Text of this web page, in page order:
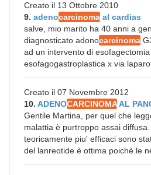
Creato il 13 Ottobre 2010
9. adenocarcinoma al cardias
salve, mio marito ha 40 anni a
diagnosticato adonocarcinoma
ad un intervento di
esofagogastroplastica x via
Creato il 07 Novembre 2012
10. ADENOCARCINOMAAL
Gentile Martina, per quel che
malattia è purtroppo assai
teoricamente piu' efficaci sono
del lanreotide è ottima poichè le